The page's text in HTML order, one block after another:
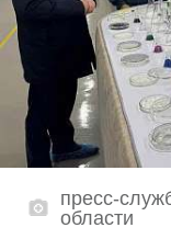
пресс-
области